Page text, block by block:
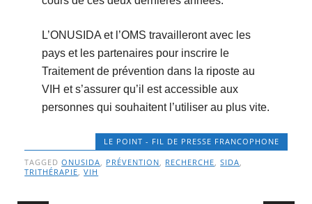
L’ONUSIDA et l’OMS travailleront avec les
pays et les partenaires pour inscrire le
Traitement de prévention dans la riposte au
VIH et s’assurer qu’il est accessible aux
personnes qui souhaitent l’utiliser au plus vite.
LE POINT - FIL DE PRESSE FRANCOPHONE
TAGGEDONUSIDA, PRÉVENTION, RECHERCHE,SIDA,
TRITHÉRAPIE,VIH